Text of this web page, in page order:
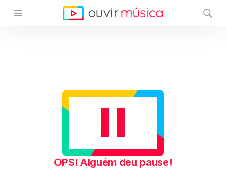
OPS! Alguém deu pause!